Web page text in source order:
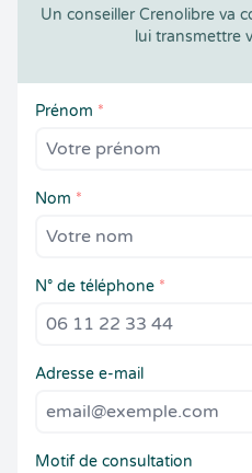
Un conseiller Crenolibre va
lui transmettre
Prénom *
Nom *
N° de téléphone *
Adresse e-mail
Motif de consultation